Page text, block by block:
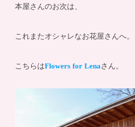
本屋さんのお次は、
これまたオシャレなお花屋さんへ。
こちらはFlowers for Lenaさん。